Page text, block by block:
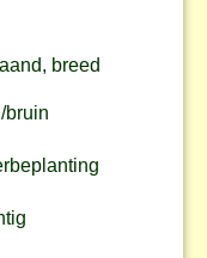
breed
bruin